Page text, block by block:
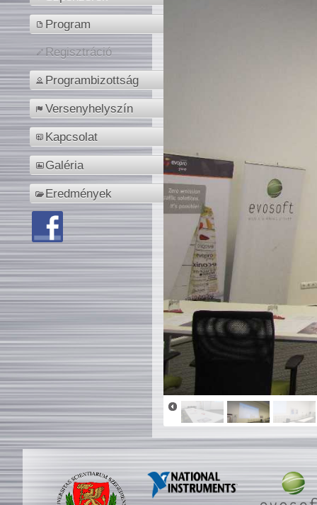
Program
Regisztráció
Programbizottság
Versenyhelyszín
Kapcsolat
Galéria
Eredmények